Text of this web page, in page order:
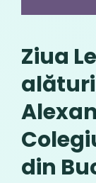
Ziua
alături
din